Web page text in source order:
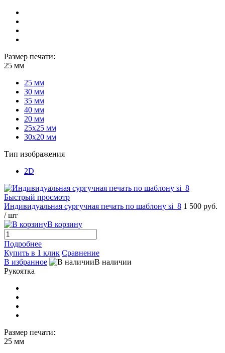
Размер печати:
25 мм
25 мм
30 мм
35 мм
40 мм
20 мм
25х25 мм
30х20 мм
Тип изображения
2D
Быстрый просмотр
Индивидуальная сургучная печать по шаблону si_8 1 500 руб.
/ шт
В корзину
Подробнее
Купить в 1 клик Сравнение
В избранное
В наличии
Рукоятка
Размер печати:
25 мм